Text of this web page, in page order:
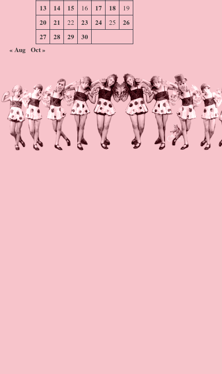
13
14 15 16 17 18 19
20 21 22 23 24 25
26
27
28 29
30
« Aug Oct »